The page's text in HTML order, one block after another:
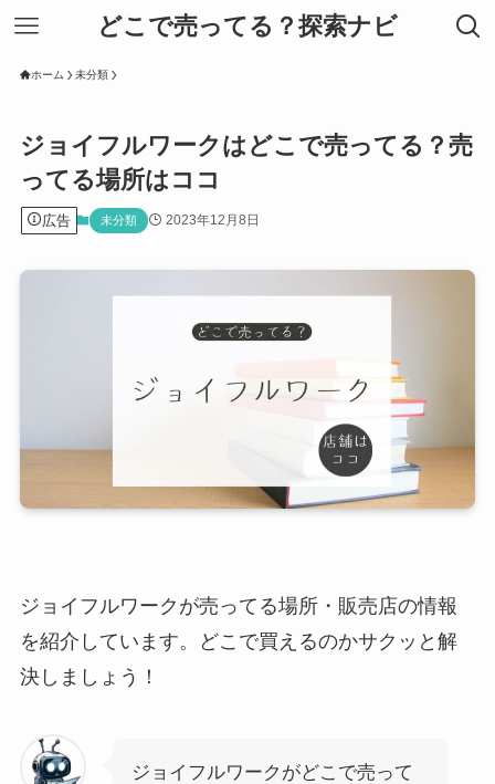
どこで売ってる？探索ナビ
ホーム 未分類
ジョイフルワークはどこで売ってる？売
ってる場所はココ
広告 未分類 2023年12月8日
ジョイフルワークが売ってる場所・販売店の情報
を紹介しています。どこで買えるのかサクッと解
決しましょう！
ジョイフルワークがどこで売って